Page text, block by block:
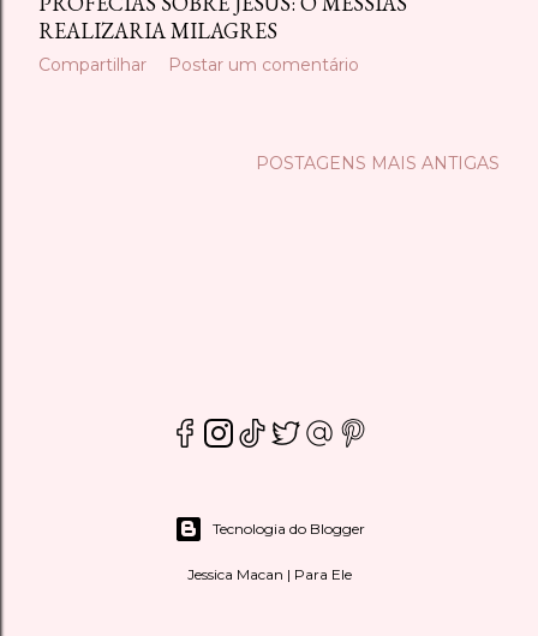
REALIZARIA MILAGRES
Compartilhar Postar um comentário
POSTAGENS MAIS ANTIGAS
Tecnologia do Blogger
Jessica Macan | Para Ele